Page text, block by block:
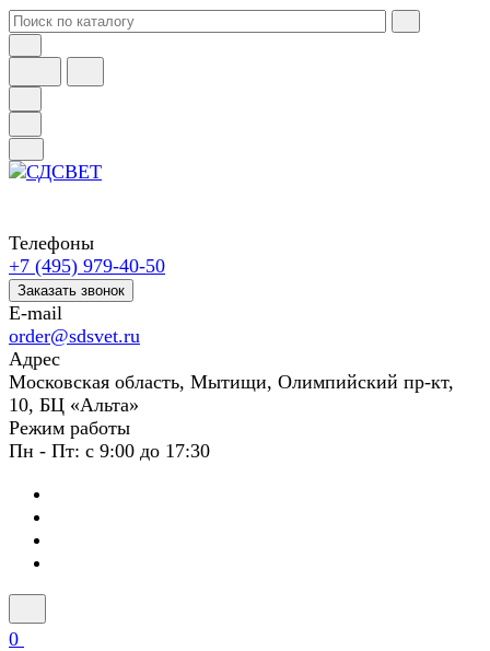
Телефоны
+7 (495) 979-40-50
Заказать звонок
E-mail
order@sdsvet.ru
Адрес
Московская область, Мытищи, Олимпийский пр-кт,
10, БЦ «Альта»
Режим работы
Пн - Пт: с 9:00 до 17:30
0